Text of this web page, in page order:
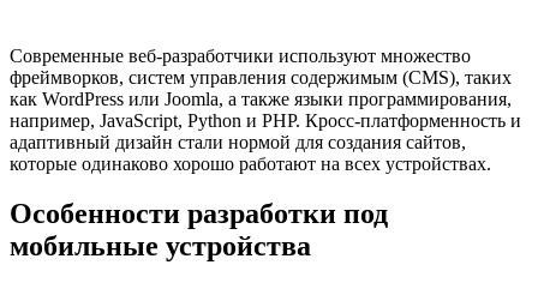
Современные веб-разработчики используют множество
фреймворков, систем управления содержимым (CMS), таких
как WordPress или Joomla, а также языки программирования,
например, JavaScript, Python и PHP. Кросс-платформенность и
адаптивный дизайн стали нормой для создания сайтов,
которые одинаково хорошо работают на всех устройствах.
Особенности разработки под
мобильные устройства